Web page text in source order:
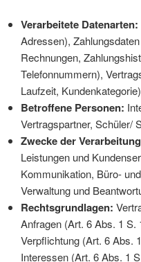
Verarbeitete Datenarten:
Adressen),
Rechnungen,
Telefonnummern),
Laufzeit,
Betroffene Personen:
Vertragspartner, Schüler/
Zwecke der
Leistungen und
Kommunikation, Büro-
Verwaltung und
Rechtsgrundlagen:
Anfragen (Art. 6 Abs. 1
Verpflichtung (Art. 6 Abs.
Interessen (Art. 6 Abs. 1